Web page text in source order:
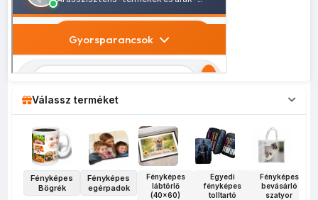
Válassz terméket
Fényképes
Bögrék
Fényképes
egérpadok
Fényképes
lábtörlő
(40x60)
Egyedi
fényképes
tolltartó
Fényképes
bevásárló
szatyor